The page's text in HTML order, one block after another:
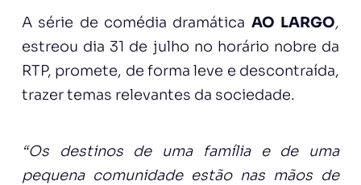
A série de comédia dramática AO LARGO,
estreou dia 31 de julho no horário nobre da
RTP, promete, de forma leve e descontraída,
trazer temas relevantes da sociedade.
“Os destinos de uma família e de uma
pequena comunidade estão nas mãos de